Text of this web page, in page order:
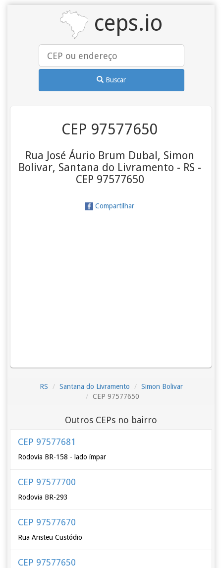
ceps.io
Buscar
CEP 97577650
Rua José Áurio Brum Dubal, Simon
Bolivar, Santana do Livramento - RS -
CEP 97577650
Compartilhar
RS Santana do Livramento
Simon Bolivar
CEP 97577650
Outros CEPs no bairro
CEP 97577681
Rodovia BR-158 - lado ímpar
CEP 97577700
Rodovia BR-293
CEP 97577670
Rua Aristeu Custódio
CEP 97577650